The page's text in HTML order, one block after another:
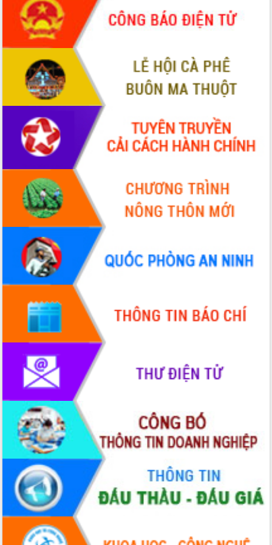
sầu riêng tại Đắk Lắk
Trình diễn nghệ thuật chế biến các
món ăn từ sầu riêng
Đắk Lắk công bố Quy hoạch và xúc
tiến đầu tư tỉnh
Ngành cá ngừ Đắk Lắk chủ động thích
ứng để giữ vững thị trường xuất khẩu
Diễn đàn Kinh tế tư nhân Việt Nam đột
phá cơ chế - Hợp tác công tư
Đề án 06 tạo bước ngoặt đột phá trong
cải cách hành chính tỉnh Đắk Lắk
Kết nối tour, đẩy mạnh chuyển đổi số
để phát triển du lịch Đắk Lắk
Khởi động Dự án Đầu tư xây dựng hạ
tầng kỹ thuật Cụm công nghiệp Tân
Tiến
Gặp mặt các cơ quan báo chí nhân Kỷ
niệm 101 năm Ngày Báo chí Cách
mạng Việt Nam
Đắk Lắk sơ kết 4 năm triển khai thực
hiện Đề án 06 của Chính phủ
Họp báo thông tin về Hội nghị Công bố
Quy hoạch và Xúc tiến đầu tư tỉnh Đắk
Khơi thông điểm nghẽn, đẩy nhanh
giải ngân vốn khắc phục thiên tai
HĐND tỉnh thông qua điều chỉnh Quy
hoạch tỉnh thời kỳ 2021-2030
Hội thảo góp ý hồ sơ điều chỉnh quy
hoạch tỉnh Đắk Lắk thời kỳ 2021-2030,
tầm nhìn đến năm 2050
Nâng cao hiệu quả hoạt động của các
doanh nghiệp nhà nước
Hội nghị triển khai kết nối mạng
truyền số liệu chuyên dùng phục vụ cơ
quan Đảng, Nhà nước
Lễ phát động chuỗi hoạt động chung
tay làm sạch môi trường
Xã Ea Kar bước chuyển mình trong
công tác cải cách hành chính mô hình
mới